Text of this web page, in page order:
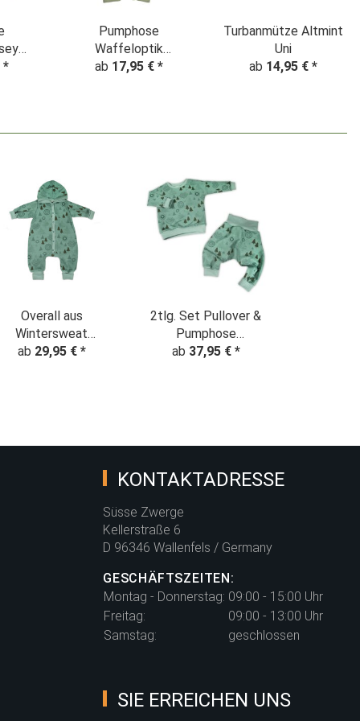
*
Pumphose
Waffeloptik
Waffeljersey olivgrün
ab 17,95 € *
Turbanmütze Altmint
Uni
ab 14,95 € *
Overall aus
Wintersweat
"Tannenbaum"
ab 29,95 € *
2tlg. Set Pullover &
Pumphose
"Tannenbaum"
ab 37,95 € *
KONTAKTADRESSE
Süsse Zwerge
Kellerstraße 6
D 96346 Wallenfels / Germany
GESCHÄFTSZEITEN:
Montag - Donnerstag: 09:00 - 15:00 Uhr
Freitag:
09:00 - 13:00 Uhr
Samstag:
geschlossen
SIE ERREICHEN UNS